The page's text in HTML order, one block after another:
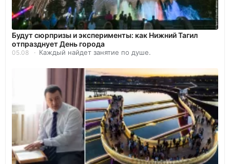
Будут сюрпризы и эксперименты: как Нижний Тагил
отпразднует День города
05.08 Каждый найдет занятие по душе.